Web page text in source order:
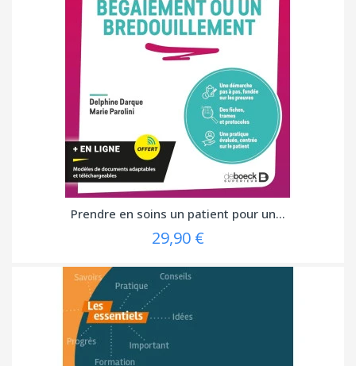
Prendre en soins un patient pour un...
29,90 €